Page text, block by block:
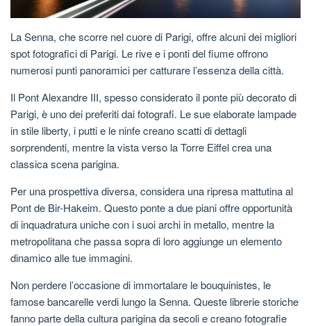
La Senna, che scorre nel cuore di Parigi, offre alcuni dei migliori
spot fotografici di Parigi. Le rive e i ponti del fiume offrono
numerosi punti panoramici per catturare l’essenza della città.
Il Pont Alexandre III, spesso considerato il ponte più decorato di
Parigi, è uno dei preferiti dai fotografi. Le sue elaborate lampade
in stile liberty, i putti e le ninfe creano scatti di dettagli
sorprendenti, mentre la vista verso la Torre Eiffel crea una
classica scena parigina.
Per una prospettiva diversa, considera una ripresa mattutina al
Pont de Bir-Hakeim. Questo ponte a due piani offre opportunità
di inquadratura uniche con i suoi archi in metallo, mentre la
metropolitana che passa sopra di loro aggiunge un elemento
dinamico alle tue immagini.
Non perdere l’occasione di immortalare le bouquinistes, le
famose bancarelle verdi lungo la Senna. Queste librerie storiche
fanno parte della cultura parigina da secoli e creano fotografie